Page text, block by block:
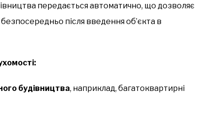
передається автоматично, що дозволяє
після введення об’єкта в
будівництва, наприклад, багатоквартирні